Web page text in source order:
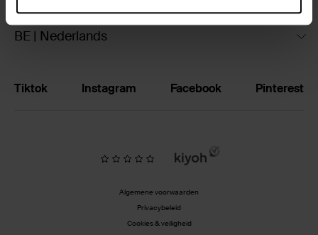
BE | Nederlands
Tiktok Instagram Facebook Pinterest
Algemene voorwaarden
Privacybeleid
Cookies & veiligheid